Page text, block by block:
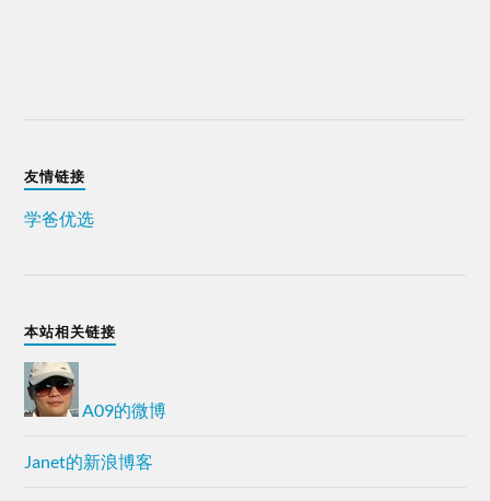
友情链接
学爸优选
本站相关链接
A09的微博
Janet的新浪博客